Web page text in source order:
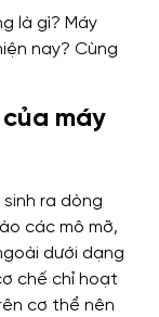
máy
ra dòng
các mô mỡ,
dưới dạng
chế chỉ hoạt
cơ thể nên